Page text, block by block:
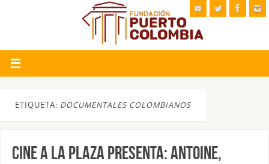
ETIQUETA: DOCUMENTALES COLOMBIANOS
CINE A LA PLAZA PRESENTA: ANTOINE,